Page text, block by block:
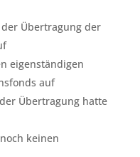
Übertragung der
eigenständigen
auf
Übertragung hatte
keinen